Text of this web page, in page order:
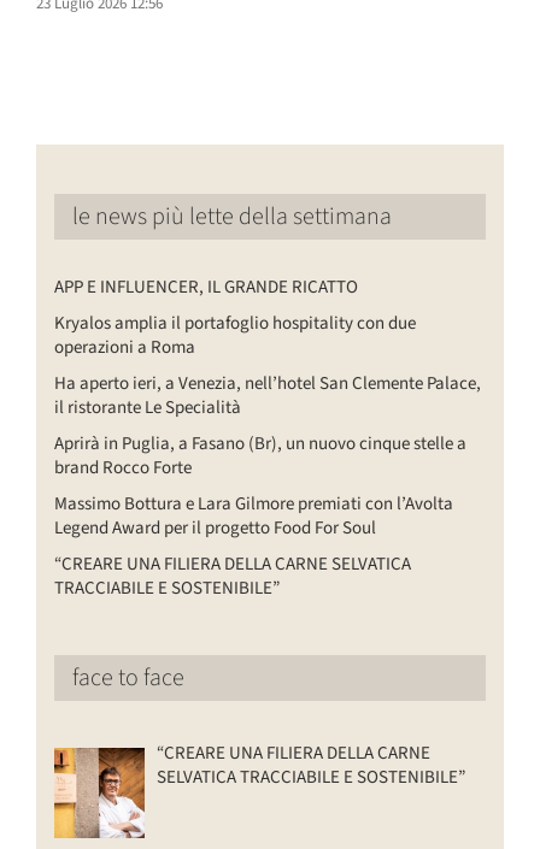
le news più lette della settimana
APP E INFLUENCER, IL GRANDE RICATTO
Kryalos amplia il portafoglio hospitality con due
operazioni a Roma
Ha aperto ieri, a Venezia, nell’hotel San Clemente Palace,
il ristorante Le Specialità
Aprirà in Puglia, a Fasano (Br), un nuovo cinque stelle a
brand Rocco Forte
Massimo Bottura e Lara Gilmore premiati con l’Avolta
Legend Award per il progetto Food For Soul
“CREARE UNA FILIERA DELLA CARNE SELVATICA
TRACCIABILE E SOSTENIBILE”
face to face
“CREARE UNA FILIERA DELLA CARNE
SELVATICA TRACCIABILE E SOSTENIBILE”